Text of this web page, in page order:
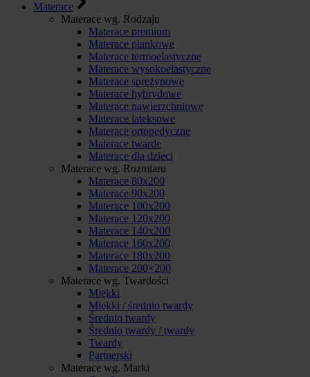
Materace
Materace wg. Rodzaju
Materace premium
Materace piankowe
Materace termoelastyczne
Materace wysokoelastyczne
Materace sprężynowe
Materace hybrydowe
Materace nawierzchniowe
Materace lateksowe
Materace ortopedyczne
Materace twarde
Materace dla dzieci
Materace wg. Rozmiaru
Materace 80x200
Materace 90x200
Materace 100x200
Materace 120x200
Materace 140x200
Materace 160x200
Materace 180x200
Materace 200×200
Materace wg. Twardości
Miękki
Miękki / średnio twardy
Średnio twardy
Średnio twardy / twardy
Twardy
Partnerski
Materace wg. Marki